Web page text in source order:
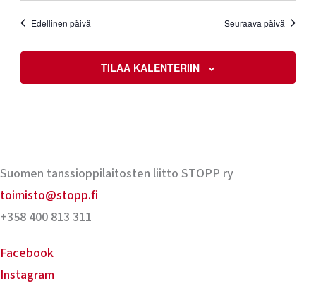
Edellinen päivä Seuraava päivä
TILAA KALENTERIIN
Suomen tanssioppilaitosten liitto STOPP ry
toimisto@stopp.fi
+358 400 813 311
Facebook
Instagram